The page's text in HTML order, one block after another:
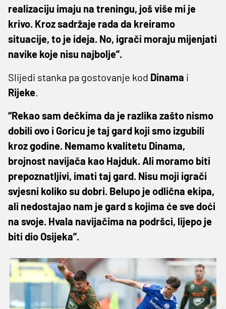
realizaciju imaju na treningu, još više mi je
krivo. Kroz sadržaje rada da kreiramo
situacije, to je ideja. No, igrači moraju mijenjati
navike koje nisu najbolje”.
Slijedi stanka pa gostovanje kod Dinama i
Rijeke.
“Rekao sam dečkima da je razlika zašto nismo
dobili ovo i Goricu je taj gard koji smo izgubili
kroz godine. Nemamo kvalitetu Dinama,
brojnost navijača kao Hajduk. Ali moramo biti
prepoznatljivi, imati taj gard. Nisu moji igrači
svjesni koliko su dobri. Belupo je odlična ekipa,
ali nedostajao nam je gard s kojima će sve doći
na svoje. Hvala navijačima na podršci, lijepo je
biti dio Osijeka”.